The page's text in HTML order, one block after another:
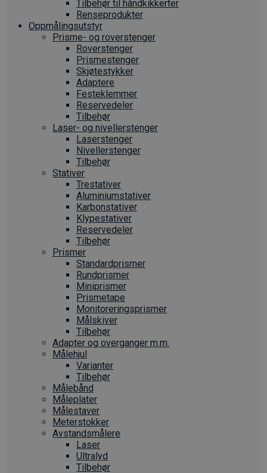
Tilbehør til håndkikkerter
Renseprodukter
Oppmålings­utstyr
Prisme- og roverstenger
Roverstenger
Prismestenger
Skjøtestykker
Adaptere
Festeklemmer
Reservedeler
Tilbehør
Laser- og nivellerstenger
Laserstenger
Nivellerstenger
Tilbehør
Stativer
Trestativer
Aluminiumstativer
Karbonstativer
Klypestativer
Reservedeler
Tilbehør
Prismer
Standardprismer
Rundprismer
Miniprismer
Prismetape
Monitoreringsprismer
Målskiver
Tilbehør
Adapter og overganger m.m.
Målehjul
Varianter
Tilbehør
Målebånd
Måleplater
Målestaver
Meterstokker
Avstandsmålere
Laser
Ultralyd
Tilbehør